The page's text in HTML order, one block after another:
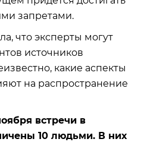
запретами.
что эксперты могут
источников
какие аспекты
на распространение
встречи в
10 людьми. В них